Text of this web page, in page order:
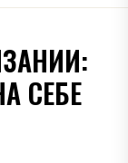
СЕБЕ